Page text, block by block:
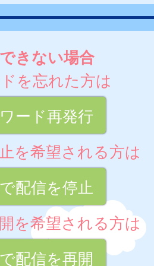
きない場合
を忘れた方は
ード再発行
を希望される方は
配信を停止
を希望される方は
配信を再開